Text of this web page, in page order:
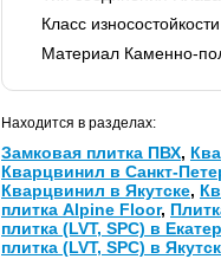
Класс
Материал Каменно-
Находится в разделах:
Замковая плитка ПВХ,
Кварцвинил в Санкт-
Кварцвинил в Якутске,
плитка Alpine Floor,
плитка (LVT, SPC) в
плитка (LVT, SPC) в